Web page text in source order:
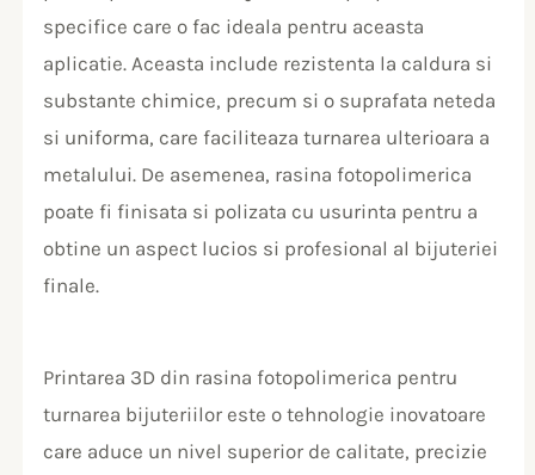
specifice care o fac ideala pentru aceasta
aplicatie. Aceasta include rezistenta la caldura si
substante chimice, precum si o suprafata neteda
si uniforma, care faciliteaza turnarea ulterioara a
metalului. De asemenea, rasina fotopolimerica
poate fi finisata si polizata cu usurinta pentru a
obtine un aspect lucios si profesional al bijuteriei
finale.
Printarea 3D din rasina fotopolimerica pentru
turnarea bijuteriilor este o tehnologie inovatoare
care aduce un nivel superior de calitate, precizie